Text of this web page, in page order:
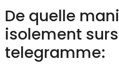
De quelle
isolement surs
telegramme: